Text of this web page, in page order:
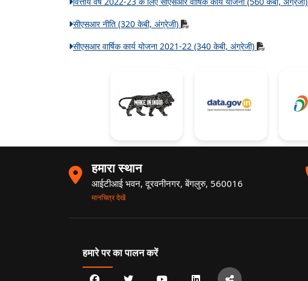
सीएसआर नीति (320 केबी, अंग्रेजी)
सीएसआर वार्षिक कार्य योजना 2021-22 (340 केबी, अंग्रेजी)
हमारा स्थान
आईटीआई भवन, दूरवनीनगर, बेंगलुरु, 560016
मानचित्र देखें
हमारे पर का पालन करें